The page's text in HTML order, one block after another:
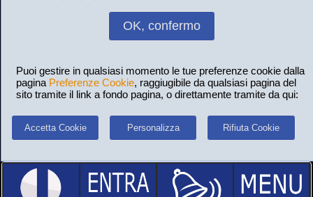
OK, confermo
Puoi gestire in qualsiasi momento le tue preferenze cookie dalla
pagina Preferenze Cookie, raggiugibile da qualsiasi pagina del
sito tramite il link a fondo pagina, o direttamente tramite da qui:
Accetta Cookie Personalizza Rifiuta Cookie